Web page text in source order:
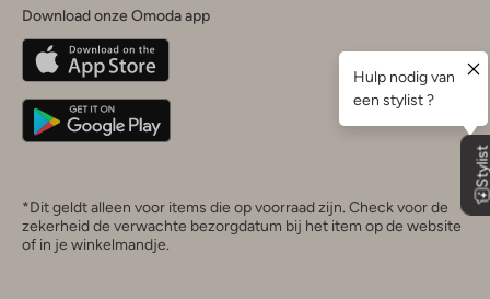
Belgique(Français)
Deutschland
Download onze Omoda app
*Dit geldt alleen voor items die op voorraad zijn. Check voor de
zekerheid de verwachte bezorgdatum bij het item op de website
of in je winkelmandje.